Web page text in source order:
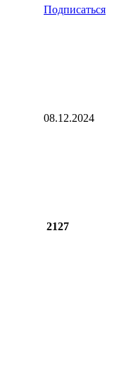
Подписаться
08.12.2024
2127